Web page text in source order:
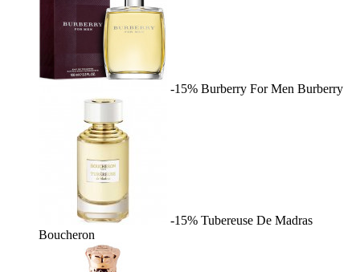
-15% Burberry For Men Burberry
-15% Tubereuse De Madras
Boucheron